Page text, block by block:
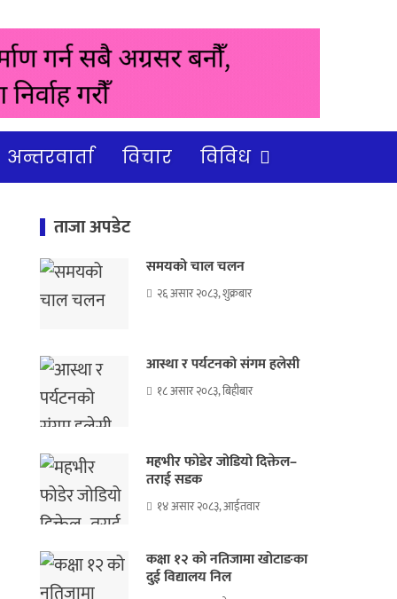
अन्तरवार्ता विचार विविध
ताजा अपडेट
समयको चाल चलन
२६ असार २०८३, शुक्रबार
आस्था र पर्यटनको संगम हलेसी
१८ असार २०८३, बिहीबार
महभीर फोडेर जोडियो दिक्तेल–
तराई सडक
१४ असार २०८३, आईतवार
कक्षा १२ को नतिजामा खोटाङका
दुई विद्यालय निल